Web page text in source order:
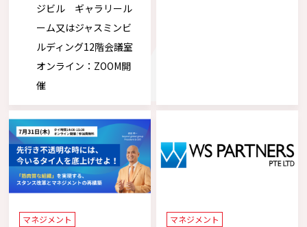
ジビル ギャラリール
ーム又はジャスミンビ
ルディング12階会議室
オンライン：ZOOM開
催
マネジメント
マネジメント